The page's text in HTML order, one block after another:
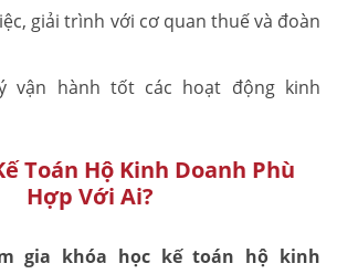
giải trình với cơ quan thuế và đoàn
vận hành tốt các hoạt động kinh
Toán Hộ Kinh Doanh Phù
Hợp Với Ai?
gia khóa học kế toán hộ kinh